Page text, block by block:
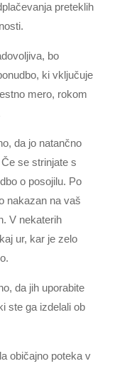
preteklih
bo
ki vključuje
mero, rokom
da jo natančno
se strinjate s
o posojilu. Po
nakazan na vaš
V nekaterih
ur, kar je zelo
da jih uporabite
ste ga izdelali ob
običajno poteka v